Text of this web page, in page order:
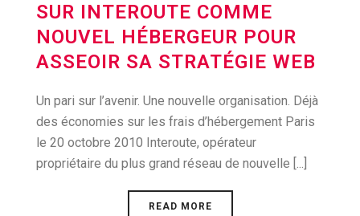
SUR INTEROUTE COMME
NOUVEL HÉBERGEUR POUR
ASSEOIR SA STRATÉGIE WEB
Un pari sur l’avenir. Une nouvelle organisation. Déjà
des économies sur les frais d’hébergement Paris
le 20 octobre 2010 Interoute, opérateur
propriétaire du plus grand réseau de nouvelle [...]
READ MORE